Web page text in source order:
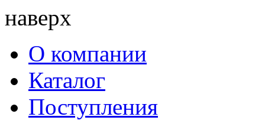
наверх
О компании
Каталог
Поступления